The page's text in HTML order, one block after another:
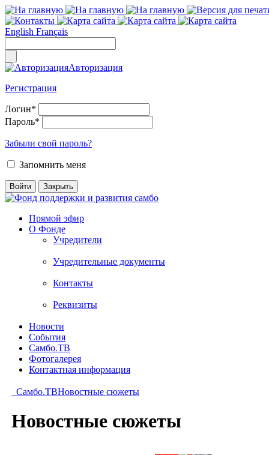
English Français
Авторизация
Регистрация
Логин*
Пароль*
Забыли свой пароль?
Запомнить меня
Прямой эфир
О Фонде
Учредители
Учредительные документы
Контакты
Реквизиты
Новости
События
Самбо.ТВ
Фотогалерея
Контактная информация
Самбо.ТВНовостные сюжеты
Новостные сюжеты